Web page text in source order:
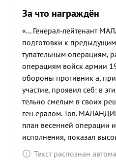
За что награждён
«... Генерал-лейтенант
подготовки к
тупательным операциям,
операциям войск армии
обороны противник а,
участие, проявил себ: в
тельно смелым в своих
ген ералом. Тов.
план весенней операции
исполнения, показал
умение организации
Текст распознан